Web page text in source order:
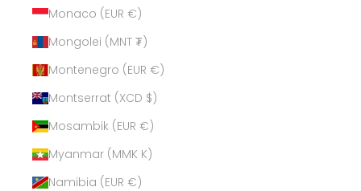
Monaco (EUR €)
Mongolei (MNT ₮)
Montenegro (EUR €)
Montserrat (XCD $)
Mosambik (EUR €)
Myanmar (MMK K)
Namibia (EUR €)